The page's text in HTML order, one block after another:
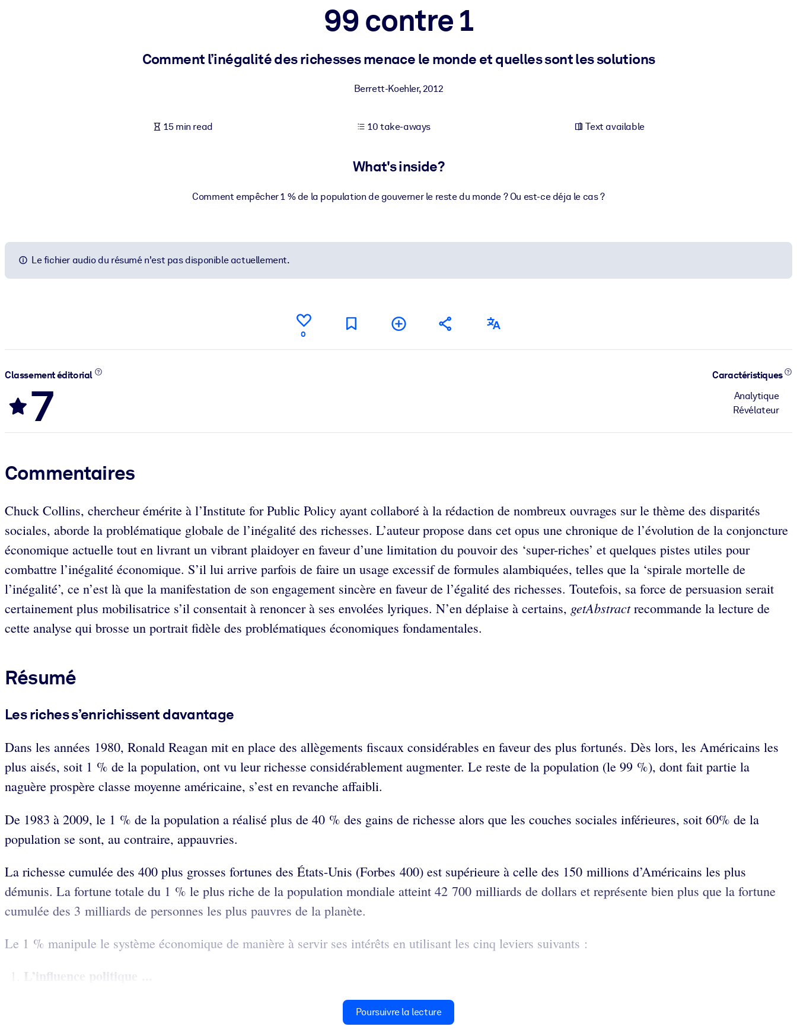
Fuel your AI systems with reliable, structured knowledge to improve outputs.
99 contre 1
Comment l’inégalité des richesses menace le monde et quelles sont les solutions
Berrett-Koehler,2012
15 min read 10 take-aways Text available
What's inside?
Comment empêcher 1 % de la population de gouverner le reste du monde ? Ou est-ce déja le cas ?
Le fichier audio du résumé n'est pas disponible actuellement.
0
Classement éditorial
7
Caractéristiques
Analytique
Révélateur
Commentaires
Chuck Collins, chercheur émérite à l’Institute for Public Policy ayant collaboré à la rédaction de nombreux ouvrages sur le thème des disparités
sociales, aborde la problématique globale de l’inégalité des richesses. L’auteur propose dans cet opus une chronique de l’évolution de la conjoncture
économique actuelle tout en livrant un vibrant plaidoyer en faveur d’une limitation du pouvoir des ‘super-riches’ et quelques pistes utiles pour
combattre l’inégalité économique. S’il lui arrive parfois de faire un usage excessif de formules alambiquées, telles que la ‘spirale mortelle de
l’inégalité’, ce n’est là que la manifestation de son engagement sincère en faveur de l’égalité des richesses. Toutefois, sa force de persuasion serait
certainement plus mobilisatrice s’il consentait à renoncer à ses envolées lyriques. N’en déplaise à certains, getAbstractrecommande la lecture de
cette analyse qui brosse un portrait fidèle des problématiques économiques fondamentales.
Résumé
Les riches s’enrichissent davantage
Dans les années 1980, Ronald Reagan mit en place des allègements fiscaux considérables en faveur des plus fortunés. Dès lors, les Américains les
plus aisés, soit 1 % de la population, ont vu leur richesse considérablement augmenter. Le reste de la population (le 99 %), dont fait partie la
naguère prospère classe moyenne américaine, s’est en revanche affaibli.
De 1983 à 2009, le 1 % de la population a réalisé plus de 40 % des gains de richesse alors que les couches sociales inférieures, soit 60% de la
population se sont, au contraire, appauvries.
La richesse cumulée des 400 plus grosses fortunes des États-Unis (Forbes 400) est supérieure à celle des 150 millions d’Américains les plus
démunis. La fortune totale du 1 % le plus riche de la population mondiale atteint 42 700 milliards de dollars et représente bien plus que la fortune
cumulée des 3 milliards de personnes les plus pauvres de la planète.
Le 1 % manipule le système économique de manière à servir ses intérêts en utilisant les cinq leviers suivants :
L’influence politique ...
Poursuivre la lecture